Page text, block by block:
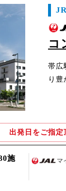
コ
帯広
り
出発日をご指定
施
マ